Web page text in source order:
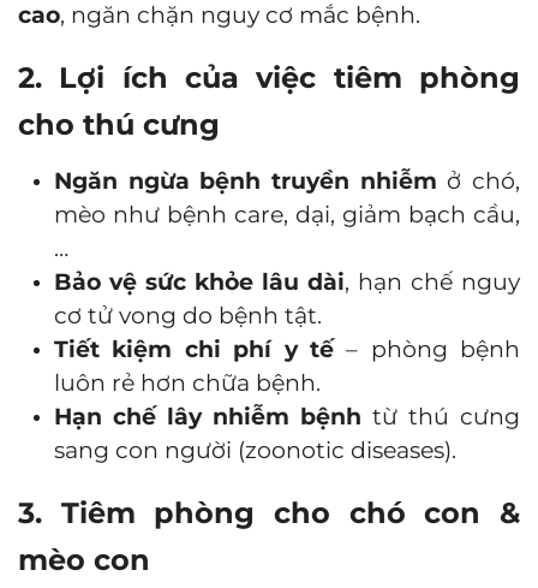
cao, ngăn chặn nguy cơ mắc bệnh.
2. Lợi ích của việc tiêm phòng
cho thú cưng
Ngăn ngừa bệnh truyền nhiễm ở chó,
mèo như bệnh care, dại, giảm bạch cầu,
…
Bảo vệ sức khỏe lâu dài, hạn chế nguy
cơ tử vong do bệnh tật.
Tiết kiệm chi phí y tế– phòng bệnh
luôn rẻ hơn chữa bệnh.
Hạn chế lây nhiễm bệnh từ thú cưng
sang con người (zoonotic diseases).
3. Tiêm phòng cho chó con &
mèo con